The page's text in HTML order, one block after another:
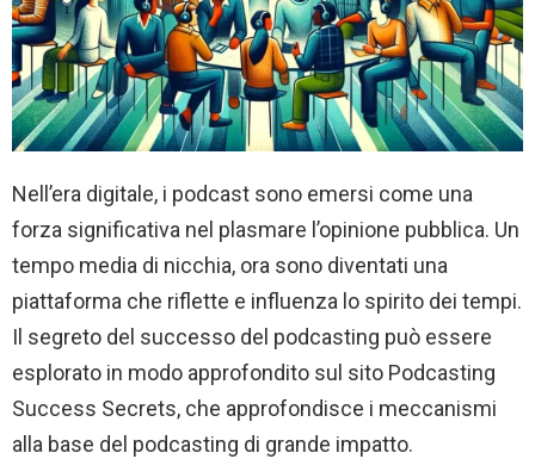
Nell’era digitale, i podcast sono emersi come una
forza significativa nel plasmare l’opinione pubblica. Un
tempo media di nicchia, ora sono diventati una
piattaforma che riflette e influenza lo spirito dei tempi.
Il segreto del successo del podcasting può essere
esplorato in modo approfondito sul sito Podcasting
Success Secrets, che approfondisce i meccanismi
alla base del podcasting di grande impatto.